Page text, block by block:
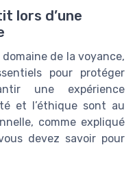
lors d’une
de la voyance,
pour protéger
une expérience
et l’éthique sont au
comme expliqué
devez savoir pour